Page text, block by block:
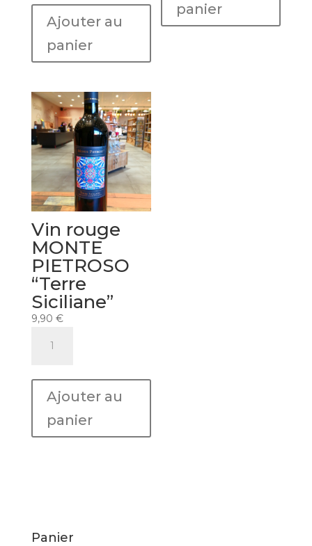
de
cèpes
GIULIANO
TARTUFI
Ajouter au
panier
panier
Vin rouge
MONTE
PIETROSO
“Terre
Siciliane”
9,90 €
rouge
MONTE
PIETROSO
"Terre
Ajouter au
panier
Panier